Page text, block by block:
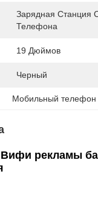
Зарядная Станция
Телефона
19 Дюймов
Черный
Мобильный телефон
рекламы